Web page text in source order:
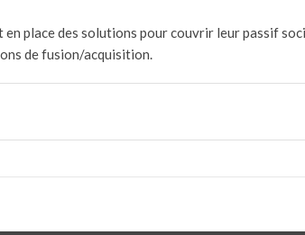
place des solutions pour couvrir leur passif
de fusion/acquisition.